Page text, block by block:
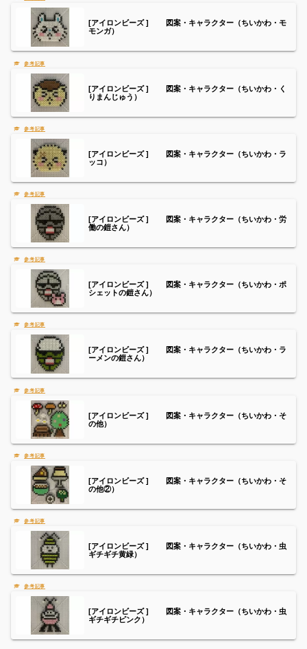
[アイロンビーズ ] 図案・キャラクター（ちいかわ・モ
モンガ）
[アイロンビーズ ] 図案・キャラクター（ちいかわ・く
りまんじゅう）
[アイロンビーズ ] 図案・キャラクター（ちいかわ・ラ
ッコ）
[アイロンビーズ ] 図案・キャラクター（ちいかわ・労
働の鎧さん）
[アイロンビーズ ] 図案・キャラクター（ちいかわ・ポ
シェットの鎧さん）
[アイロンビーズ ] 図案・キャラクター（ちいかわ・ラ
ーメンの鎧さん）
[アイロンビーズ ] 図案・キャラクター（ちいかわ・そ
の他）
[アイロンビーズ ] 図案・キャラクター（ちいかわ・そ
の他②）
[アイロンビーズ ] 図案・キャラクター（ちいかわ・虫
ギチギチ黄緑）
[アイロンビーズ ] 図案・キャラクター（ちいかわ・虫
ギチギチピンク）